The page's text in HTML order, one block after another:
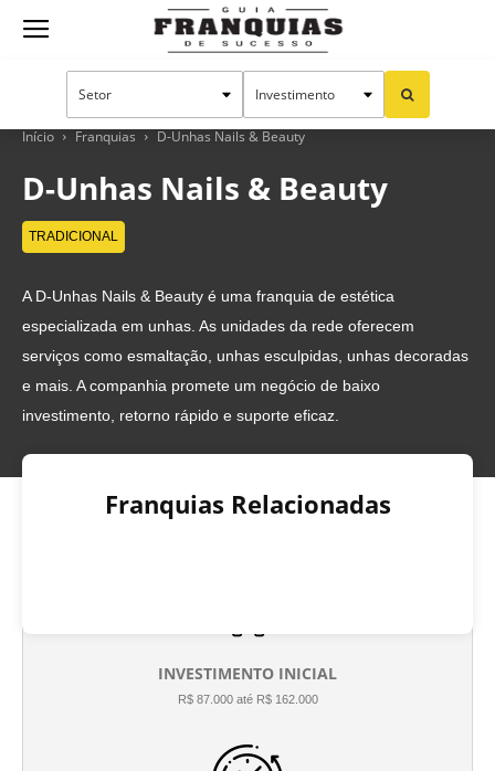
Guia
Franquias
Sucesso
Início Franquias D-Unhas Nails & Beauty
D-Unhas Nails & Beauty
TRADICIONAL
A D-Unhas Nails & Beauty é uma franquia de estética
especializada em unhas. As unidades da rede oferecem
serviços como esmaltação, unhas esculpidas, unhas decoradas
e mais. A companhia promete um negócio de baixo
investimento, retorno rápido e suporte eficaz.
Franquias Relacionadas
INVESTIMENTO INICIAL
R$ 87.000 até R$ 162.000